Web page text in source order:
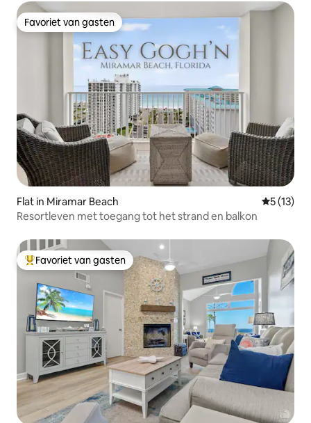
Favoriet van gasten
Favoriet van gasten
Flat in Miramar Beach
5 (13)
Resortleven met toegang tot het strand en balkon
Topfavoriet van gasten
Favoriet van gasten